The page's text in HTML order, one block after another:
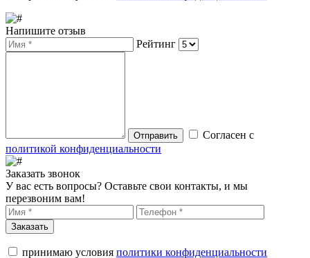
Напишите отзыв
Рейтинг
Отправить
Согласен с
политикой конфиденциальности
Заказать звонок
У вас есть вопросы? Оставьте свои контакты, и мы
перезвоним вам!
Заказать
принимаю условия политики конфиденциальности